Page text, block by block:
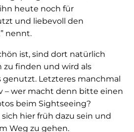
heute noch für
und liebevoll den
nennt.
ist, sind dort natürlich
zu finden und wird als
Letzteres manchmal
– wer macht denn bitte einen
beim Sightseeing?
hier früh dazu sein und
Weg zu gehen.